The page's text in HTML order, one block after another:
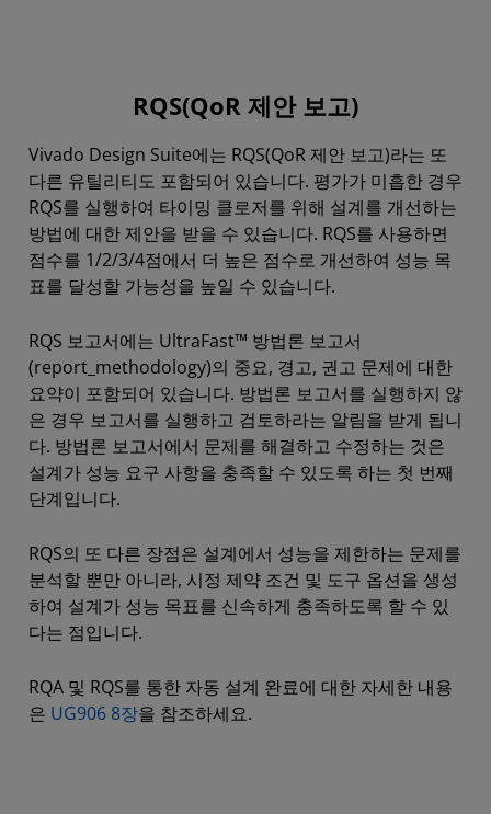
RQS(QoR 제안 보고)
Vivado Design Suite에는 RQS(QoR 제안 보고)라는 또
다른 유틸리티도 포함되어 있습니다. 평가가 미흡한 경우
RQS를 실행하여 타이밍 클로저를 위해 설계를 개선하는
방법에 대한 제안을 받을 수 있습니다. RQS를 사용하면
점수를 1/2/3/4점에서 더 높은 점수로 개선하여 성능 목
표를 달성할 가능성을 높일 수 있습니다.
RQS 보고서에는 UltraFast™ 방법론 보고서
(report_methodology)의 중요, 경고, 권고 문제에 대한
요약이 포함되어 있습니다. 방법론 보고서를 실행하지 않
은 경우 보고서를 실행하고 검토하라는 알림을 받게 됩니
다. 방법론 보고서에서 문제를 해결하고 수정하는 것은
설계가 성능 요구 사항을 충족할 수 있도록 하는 첫 번째
단계입니다.
RQS의 또 다른 장점은 설계에서 성능을 제한하는 문제를
분석할 뿐만 아니라, 시정 제약 조건 및 도구 옵션을 생성
하여 설계가 성능 목표를 신속하게 충족하도록 할 수 있
다는 점입니다.
RQA 및 RQS를 통한 자동 설계 완료에 대한 자세한 내용
은 UG906 8장을 참조하세요.